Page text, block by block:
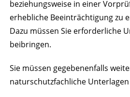
beziehungsweise in einer
erhebliche Beeinträchtigung zu
Dazu müssen Sie erforderliche
beibringen.
Sie müssen gegebenenfalls
naturschutzfachliche